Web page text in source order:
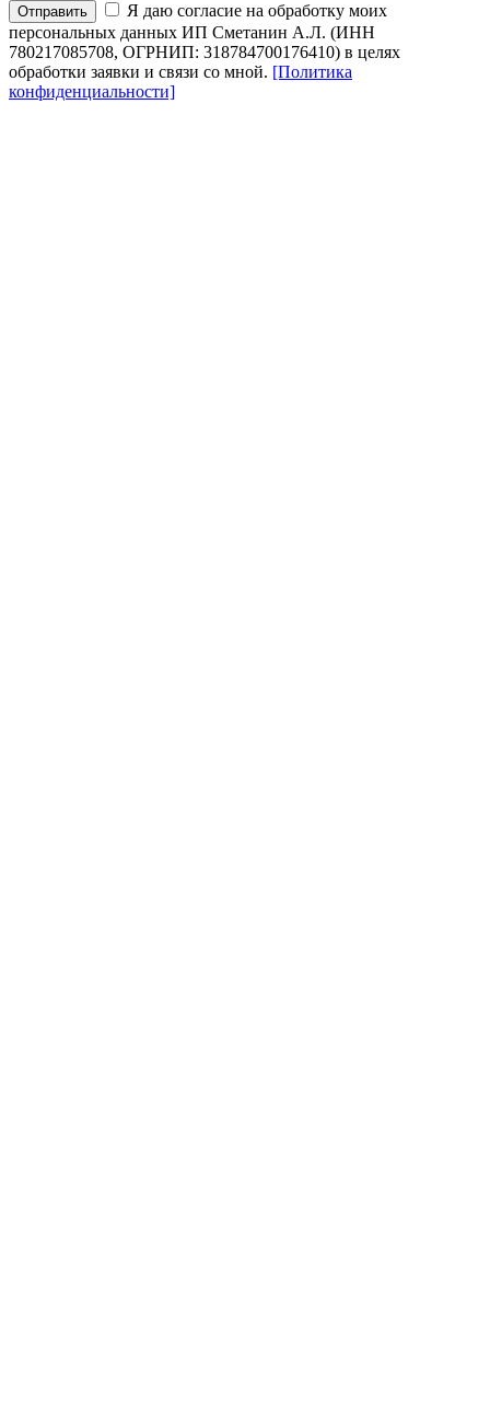
Отправить
Я даю согласие на обработку моих
персональных данных ИП Сметанин А.Л. (ИНН
780217085708, ОГРНИП: 318784700176410) в целях
обработки заявки и связи со мной. [Политика
конфиденциальности]